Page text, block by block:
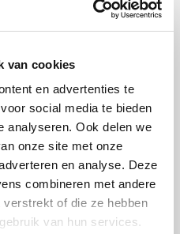
van cookies
en advertenties te
social media te bieden
analyseren. Ook delen we
onze site met onze
en analyse. Deze
combineren met andere
of die ze hebben
van hun services.
Schiesser Interhome